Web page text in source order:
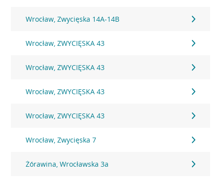
Wrocław, Zwycięska 14A-14B
Wrocław, ZWYCIĘSKA 43
Wrocław, ZWYCIĘSKA 43
Wrocław, ZWYCIĘSKA 43
Wrocław, ZWYCIĘSKA 43
Wrocław, Zwycięska 7
Żórawina, Wrocławska 3a